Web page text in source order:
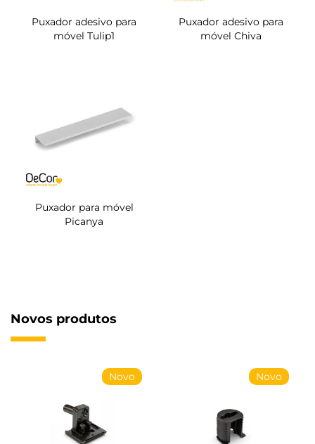
Puxador adesivo para
móvel Tulip1
Puxador adesivo para
móvel Chiva
Puxador para móvel
Picanya
Novos produtos
Novo Novo